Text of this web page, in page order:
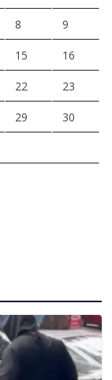
8 9
15 16
22 23
29 30